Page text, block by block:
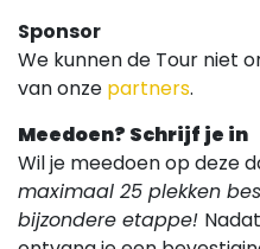
Sponsor
We kunnen de Tour niet
van onze partners.
Meedoen? Schrijf je in
Wil je meedoen op deze
maximaal 25 plekken
bijzondere etappe!